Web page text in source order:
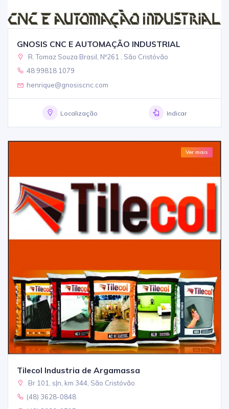
GNOSIS CNC E AUTOMAÇÃO INDUSTRIAL
R. Tomaz Souza Brasil, Nº261 , São Cristóvão
48 99818 1079
henrique@gnosiscnc.com
Localização Indicar
Ver mais
Tilecol Industria de Argamassa
Br 101, s|n, km 344, São Cristóvão
(48) 3628-0848